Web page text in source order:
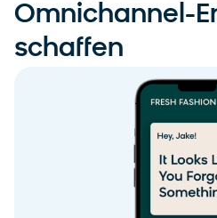
Omnichannel-
schaffen